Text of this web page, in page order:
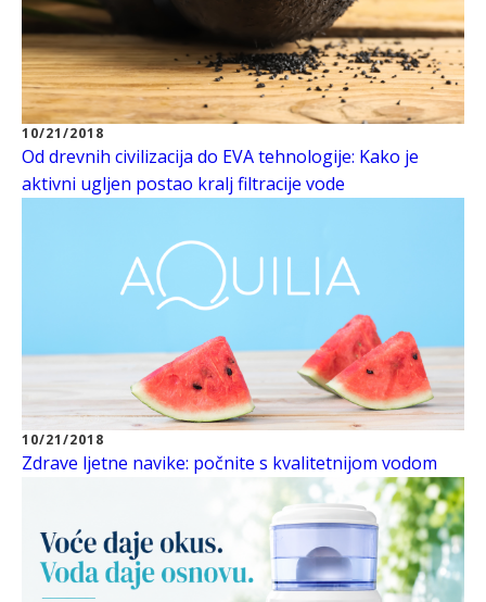
10/21/2018
Od drevnih civilizacija do EVA tehnologije: Kako je
aktivni ugljen postao kralj filtracije vode
10/21/2018
Zdrave ljetne navike: počnite s kvalitetnijom vodom